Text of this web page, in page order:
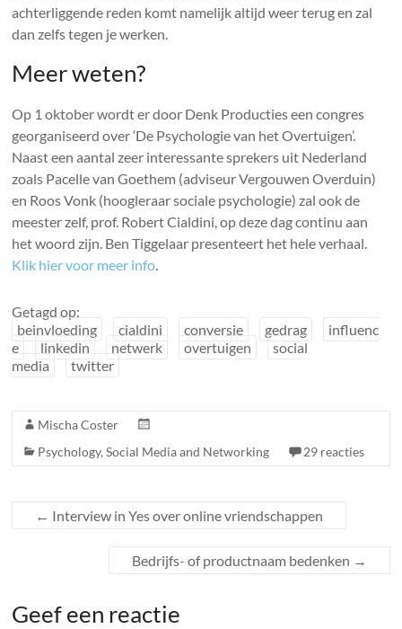
achterliggende reden komt namelijk altijd weer terug en zal
dan zelfs tegen je werken.
Meer weten?
Op 1 oktober wordt er door Denk Producties een congres
georganiseerd over ‘De Psychologie van het Overtuigen’.
Naast een aantal zeer interessante sprekers uit Nederland
zoals Pacelle van Goethem (adviseur Vergouwen Overduin)
en Roos Vonk (hoogleraar sociale psychologie) zal ook de
meester zelf, prof. Robert Cialdini, op deze dag continu aan
het woord zijn. Ben Tiggelaar presenteert het hele verhaal.
Klik hier voor meer info.
Getagd op:
beinvloeding
cialdini conversie gedrag
influenc
e
linkedin netwerk overtuigen
social
media
twitter
Mischa Coster
Psychology,Social Media and Networking 29 reacties
← Interview in Yes over online vriendschappen
Bedrijfs- of productnaam bedenken →
Geef een reactie